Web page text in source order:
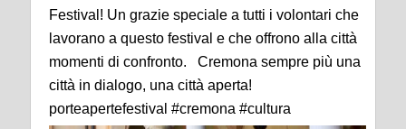
Festival! Un grazie speciale a tutti i volontari che
lavorano a questo festival e che offrono alla città
momenti di confronto. Cremona sempre più una
città in dialogo, una città aperta!
porteapertefestival #cremona #cultura